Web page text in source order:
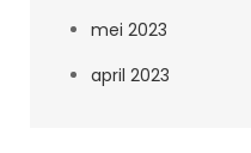
mei 2023
april 2023